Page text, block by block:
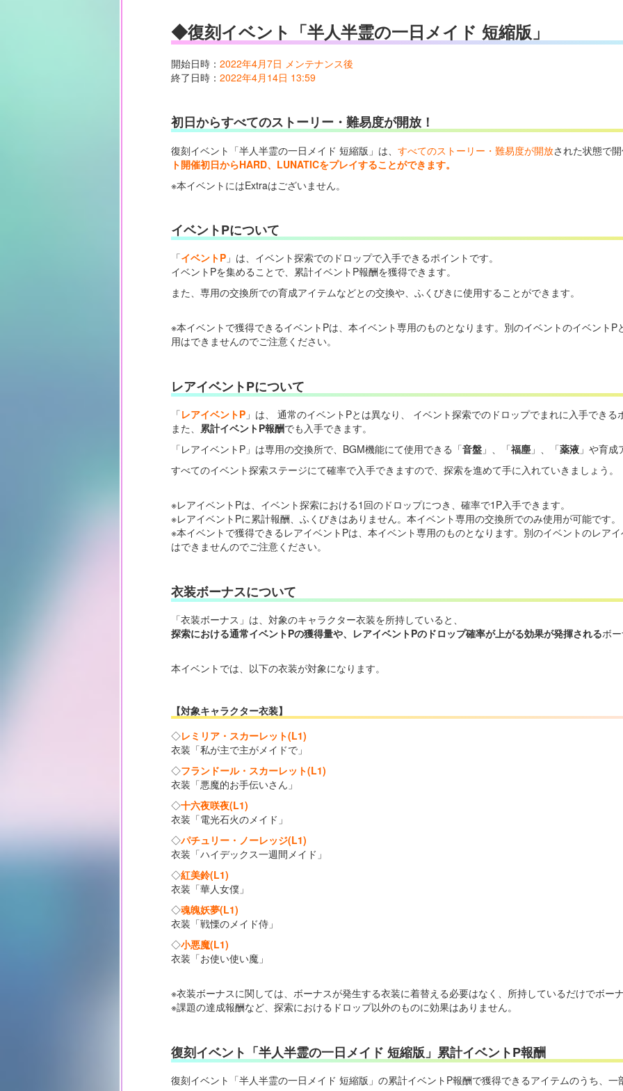
◆復刻イベント「半人半霊の一日メイド 短縮版」
開始日時： 2022年4月7日 メンテナンス後
終了日時： 2022年4月14日 13:59
初日からすべてのストーリー・難易度が開放！
復刻イベント「半人半霊の一日メイド 短縮版」は、 すべてのストーリー・難易度が開放された状態で
ト開催初日からHARD、LUNATICをプレイすることができます。
※本イベントにはExtraはございません。
イベントPについて
「イベントP 」は、イベント探索でのドロップで入手できるポイントです。
イベントPを集めることで、累計イベントP報酬を獲得できます。
また、専用の交換所での育成アイテムなどとの交換や、ふくびきに使用することができます。
※本イベントで獲得できるイベントPは、本イベント専用のものとなります。別のイベントのイベント
用はできませんのでご注意ください。
レアイベントPについて
「レアイベントP 」は、 通常のイベントPとは異なり、 イベント探索でのドロップでまれに入手できる
また、 累計イベントP報酬でも入手できます。
「レアイベントP」は専用の交換所で、BGM機能にて使用できる「音盤 」、「福塵 」、「薬液 」や育
すべてのイベント探索ステージにて確率で入手できますので、探索を進めて手に入れていきましょう。
※レアイベントPは、イベント探索における1回のドロップにつき、確率で1P入手できます。
※レアイベントPに累計報酬、ふくびきはありません。本イベント専用の交換所でのみ使用が可能です。
※本イベントで獲得できるレアイベントPは、本イベント専用のものとなります。別のイベントのレア
はできませんのでご注意ください。
衣装ボーナスについて
「衣装ボーナス」は、対象のキャラクター衣装を所持していると、
探索における通常イベントPの獲得量や、レアイベントPのドロップ確率が上がる効果が発揮されるボ
本イベントでは、以下の衣装が対象になります。
【対象キャラクター衣装】
◇レミリア・スカーレット(L1)
衣装「私が主で主がメイドで」
◇フランドール・スカーレット(L1)
衣装「悪魔的お手伝いさん」
◇十六夜咲夜(L1)
衣装「電光石火のメイド」
◇パチュリー・ノーレッジ(L1)
衣装「ハイデックス一週間メイド」
◇紅美鈴(L1)
衣装「華人女僕」
◇魂魄妖夢(L1)
衣装「戦慄のメイド侍」
◇小悪魔(L1)
衣装「お使い使い魔」
※衣装ボーナスに関しては、ボーナスが発生する衣装に着替える必要はなく、所持しているだけでボー
※課題の達成報酬など、探索におけるドロップ以外のものに効果はありません。
復刻イベント「半人半霊の一日メイド 短縮版」累計イベントP報酬
復刻イベント「半人半霊の一日メイド 短縮版」の累計イベントP報酬で獲得できるアイテムのうち、一